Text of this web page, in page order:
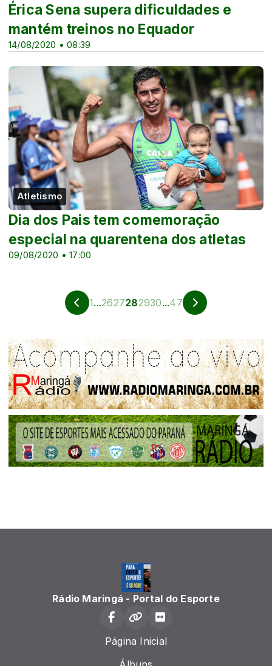
14/08/2020 • 08:39
Érica Sena supera dificuldades e
mantém treinos no Equador
Atletismo
09/08/2020 • 17:00
Dia dos Pais tem comemoração
especial na quarentena dos atletas
1...2627282930...47
Rádio Maringá - Portal do Esporte
Página Inicial